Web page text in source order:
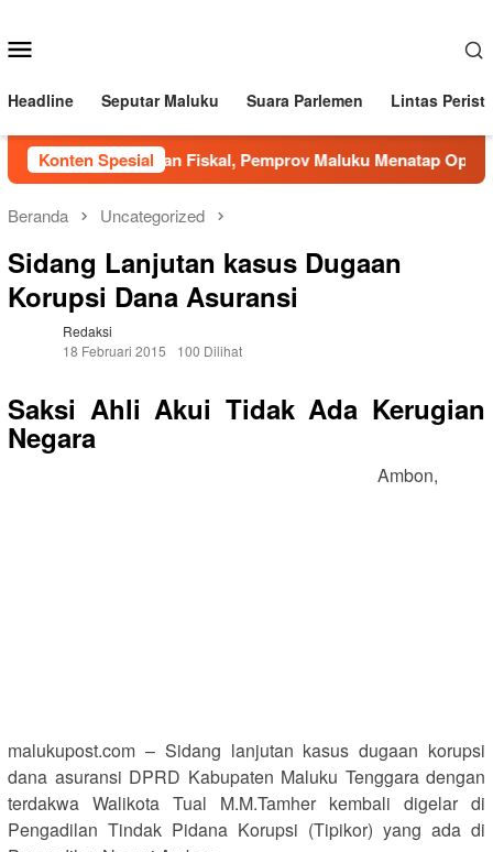
konten
Headline Seputar Maluku Suara Parlemen Lintas
Konten Spesial
Di Tengah Tekanan Fiskal, Pemprov Maluku Menatap
Beranda Uncategorized
Sidang Lanjutan kasus Dugaan
Korupsi Dana Asuransi
Redaksi
18 Februari 2015
100 Dilihat
Saksi Ahli Akui Tidak Ada Kerugian
Negara
Ambon,
malukupost.com – Sidang lanjutan kasus dugaan korupsi
dana asuransi DPRD Kabupaten Maluku Tenggara dengan
terdakwa Walikota Tual M.M.Tamher kembali digelar di
Pengadilan Tindak Pidana Korupsi (Tipikor) yang ada di